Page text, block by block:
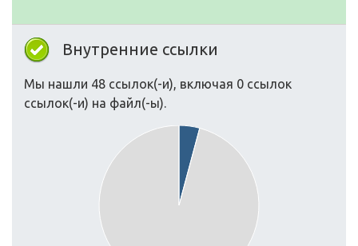
Внутренние ссылки
Мы нашли 48 ссылок(-и), включая 0 ссылок
ссылок(-и) на файл(-ы).